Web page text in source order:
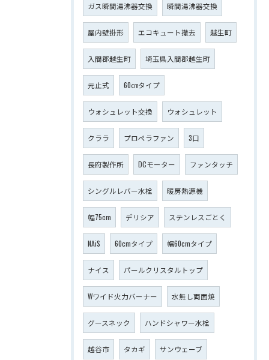
ガス瞬間湯沸器交換 瞬間湯沸器交換
屋内壁掛形 エコキュート撤去 越生町
入間郡越生町 埼玉県入間郡越生町
元止式 60㎝タイプ
ウォシュレット交換 ウォシュレット
クララ プロペラファン 3口
長府製作所 DCモーター ファンタッチ
シングルレバー水栓 暖房熱源機
幅75cm デリシア ステンレスごとく
NAiS 60cmタイプ 幅60cmタイプ
ナイス パールクリスタルトップ
Wワイド火力バーナー 水無し両面焼
グースネック ハンドシャワー水栓
越谷市 タカギ サンウェーブ